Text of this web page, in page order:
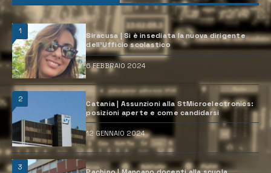
1
Siracusa | Si è insediata la nuova dirigente
dell’Ufficio scolastico
6 FEBBRAIO 2024
2
Catania | Assunzioni alla StMicroelectronics:
posizioni aperte e come candidarsi
12 GENNAIO 2024
3